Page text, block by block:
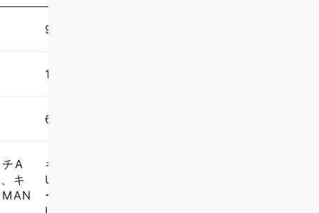
900
1600
600
A
キ
キーセレクタスイッチA
UTO:各軸最大 300、キ
ーセレクタスイッチMAN